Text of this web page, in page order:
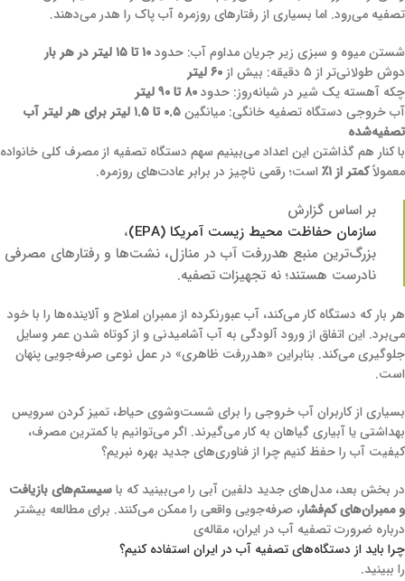
تصفیه می‌رود. اما بسیاری از رفتارهای روزمره آب پاک را هدر می‌دهند.
شستن میوه و سبزی زیر جریان مداوم آب: حدود۱۰ تا ۱۵ لیتر در هر بار
دوش طولانی‌تر از ۵ دقیقه: بیش از
۶۰ لیتر
چکه آهسته یک شیر در شبانه‌روز: حدود۸۰ تا ۹۰ لیتر
آب خروجی دستگاه تصفیه خانگی: میانگین
۰.۵ تا ۱.۵ لیتر برای هر لیتر آب
تصفیه‌شده
با کنار هم گذاشتن این اعداد می‌بینیم سهم دستگاه تصفیه از مصرف کلی خانواده
معمولاًکمتر از ۱٪ است؛ رقمی ناچیز در برابر عادت‌های روزمره.
بر اساس گزارش
سازمان حفاظت محیط زیست آمریکا (EPA)
،
بزرگ‌ترین منبع هدررفت آب در منازل، نشت‌ها و رفتارهای مصرفی
نادرست هستند؛ نه تجهیزات تصفیه.
هر بار که دستگاه کار می‌کند، آب عبورنکرده از ممبران املاح و آلاینده‌ها را با خود
می‌برد. این اتفاق از ورود آلودگی به آب آشامیدنی و از کوتاه شدن عمر وسایل
جلوگیری می‌کند. بنابراین «هدررفت ظاهری» در عمل نوعی صرفه‌جویی پنهان
است.
بسیاری از کاربران آب خروجی را برای شست‌وشوی حیاط، تمیز کردن سرویس
بهداشتی یا آبیاری گیاهان به کار می‌گیرند. اگر می‌توانیم با کمترین مصرف،
کیفیت آب را حفظ کنیم چرا از فناوری‌های جدید بهره نبریم؟
در بخش بعد، مدل‌های جدید دلفین آبی را می‌بینید که باسیستم‌های بازیافت
و ممبران‌های کم‌فشار، صرفه‌جویی واقعی را ممکن می‌کنند. برای مطالعه بیشتر
درباره ضرورت تصفیه آب در ایران، مقاله‌ی
چرا باید از دستگاه‌های تصفیه آب در ایران استفاده کنیم؟
را ببینید.